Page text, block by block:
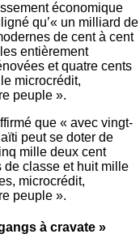
économique
qu’« un milliard de
de cent à cent
entièrement
et quatre cents
microcrédit,
peuple ».
que « avec vingt-
peut se doter de
mille deux cent
classe et huit mille
microcrédit,
peuple ».
à cravate »